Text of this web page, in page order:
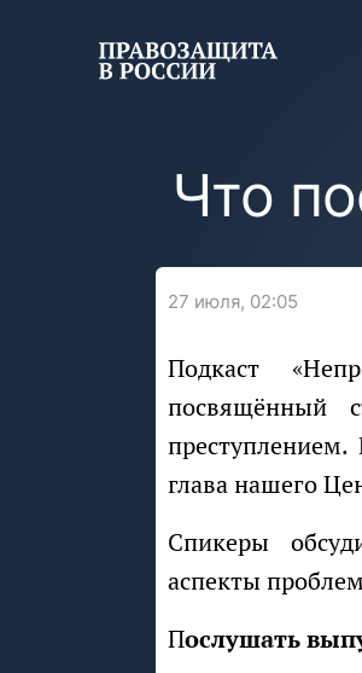
Что
27 июля, 02:05
Подкаст «Неправильные эксперты» опубликовал свежий выпуск,
посвящённый
преступлением.
глава нашего
Спикеры обсудили понятие сталкинга, правовые и психологические
аспекты
Послушать